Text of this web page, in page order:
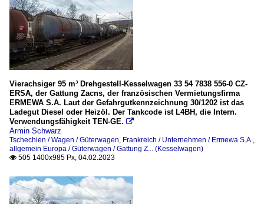
Vierachsiger 95 m³ Drehgestell-Kesselwagen 33 54 7838 556-0 CZ-
ERSA, der Gattung Zacns, der französischen Vermietungsfirma
ERMEWA S.A. Laut der Gefahrgutkennzeichnung 30/1202 ist das
Ladegut Diesel oder Heizöl. Der Tankcode ist L4BH, die Intern.
Verwendungsfähigkeit TEN-GE. 
Armin Schwarz
Tschechien / Wagen / Güterwagen Frankreich / Unternehmen / Ermewa S.A.
allgemein Europa / Güterwagen / Gattung Z... (Kesselwagen)
 505 1400x985 Px, 04.02.2023